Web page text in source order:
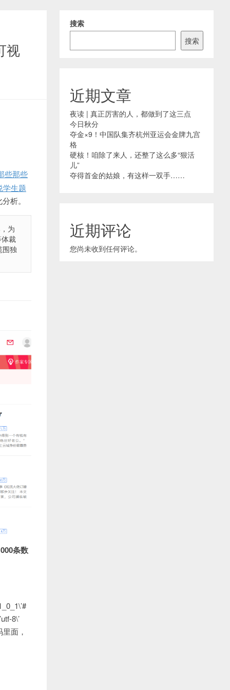
视
些那些
学生题
析。
为
裁
围独
条数
8\’
面，
搜索
搜索
近期文章
夜读 | 真正厉害的人，都做到了这三点
今日秋分
夺金×9！中国队集齐杭州亚运会金牌九宫
格
硬核！咱除了来人，还整了这么多“狠活
儿”
夺得首金的姑娘，有这样一双手……
近期评论
您尚未收到任何评论。